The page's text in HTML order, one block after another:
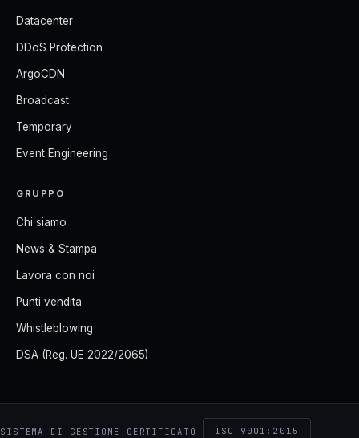
Datacenter
DDoS Protection
ArgoCDN
Broadcast
Temporary
Event Engineering
GRUPPO
Chi siamo
News & Stampa
Lavora con noi
Punti vendita
Whistleblowing
DSA (Reg. UE 2022/2065)
SISTEMA DI GESTIONE CERTIFICATO ISO 9001:2015